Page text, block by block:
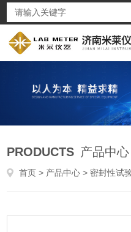
PRODUCTS 产品中心
首页 > 产品中心 > 密封性试